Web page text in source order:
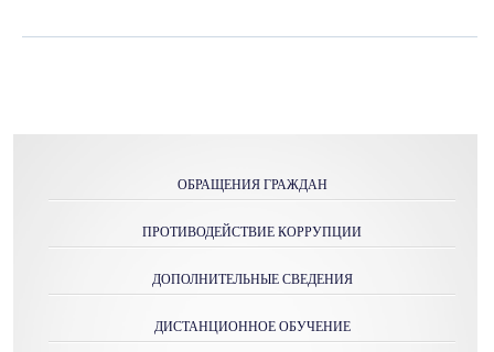
ОБРАЩЕНИЯ ГРАЖДАН
ПРОТИВОДЕЙСТВИЕ КОРРУПЦИИ
ДОПОЛНИТЕЛЬНЫЕ СВЕДЕНИЯ
ДИСТАНЦИОННОЕ ОБУЧЕНИЕ